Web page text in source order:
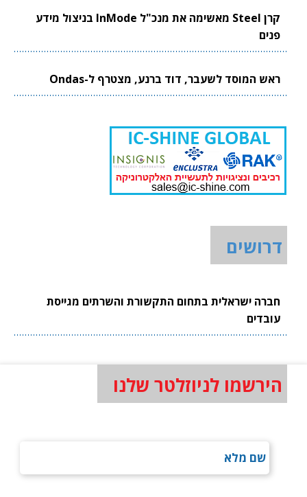
קרן Steel מאשימה את מנכ"ל InMode בניצול מידע
פנים
ראש המוסד לשעבר, דוד ברנע, מצטרף ל-Ondas
דרושים
חברה ישראלית בתחום התקשורת והשרתים מגייסת
עובדים
הירשמו לניוזלטר שלנו